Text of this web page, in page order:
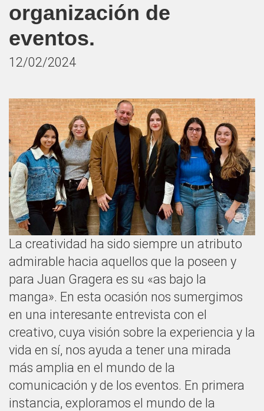
organización de
eventos.
12/02/2024
La creatividad ha sido siempre un atributo
admirable hacia aquellos que la poseen y
para Juan Gragera es su «as bajo la
manga». En esta ocasión nos sumergimos
en una interesante entrevista con el
creativo, cuya visión sobre la experiencia y la
vida en sí, nos ayuda a tener una mirada
más amplia en el mundo de la
comunicación y de los eventos. En primera
instancia, exploramos el mundo de la